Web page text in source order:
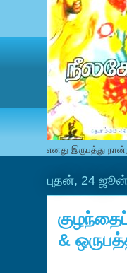
எனது இருபத்து
புதன், 24
&